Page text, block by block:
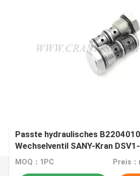
Passte hydraulisches
Wechselventil SANY-Kran
MOQ：1PC Preis